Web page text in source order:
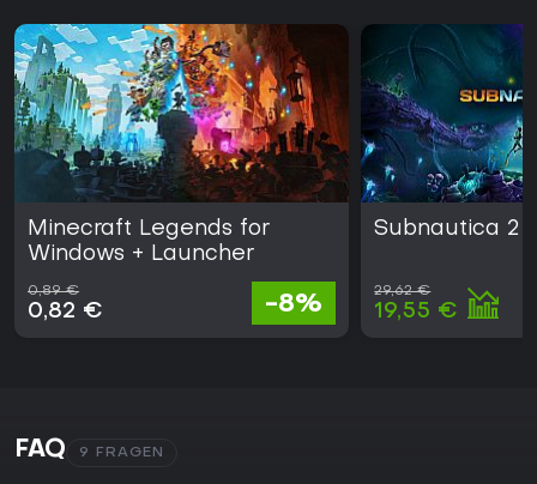
Minecraft Legends for
Windows + Launcher
0,89 €
0,82 € -8%
Subnautica 2
29,62 €
19,55 €
FAQ 9 FRAGEN